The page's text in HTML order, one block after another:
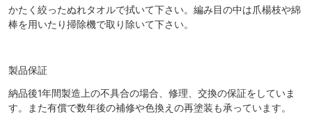
かたく絞ったぬれタオルで拭いて下さい。編み目の中は爪楊枝や綿
棒を用いたり掃除機で取り除いて下さい。
製品保証
納品後1年間製造上の不具合の場合、修理、交換の保証をしていま
す。また有償で数年後の補修や色換えの再塗装も承っています。